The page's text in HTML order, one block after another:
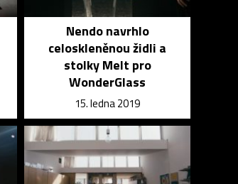
Nendo navrhlo
celoskleněnou židli a
stolky Melt pro
WonderGlass
15. ledna 2019